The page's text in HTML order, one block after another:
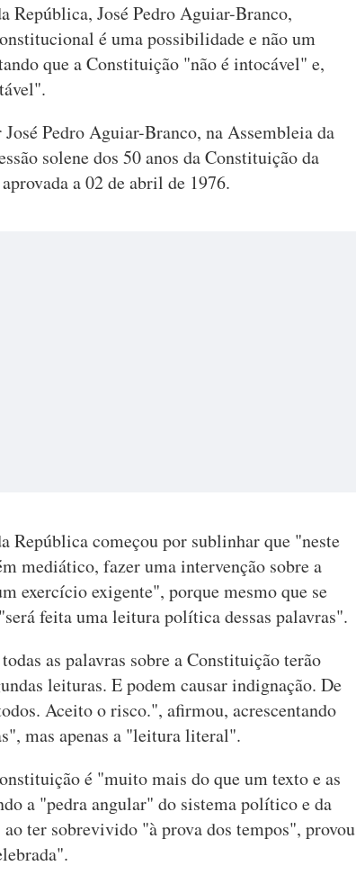
República, José Pedro Aguiar-Branco,
é uma possibilidade e não um
que a Constituição "não é intocável" e,
Pedro Aguiar-Branco, na Assembleia da
solene dos 50 anos da Constituição da
a 02 de abril de 1976.
República começou por sublinhar que "neste
mediático, fazer uma intervenção sobre a
exercício exigente", porque mesmo que se
feita uma leitura política dessas palavras".
as palavras sobre a Constituição terão
leituras. E podem causar indignação. De
Aceito o risco.", afirmou, acrescentando
mas apenas a "leitura literal".
é "muito mais do que um texto e as
a "pedra angular" do sistema político e da
ter sobrevivido "à prova dos tempos", provou